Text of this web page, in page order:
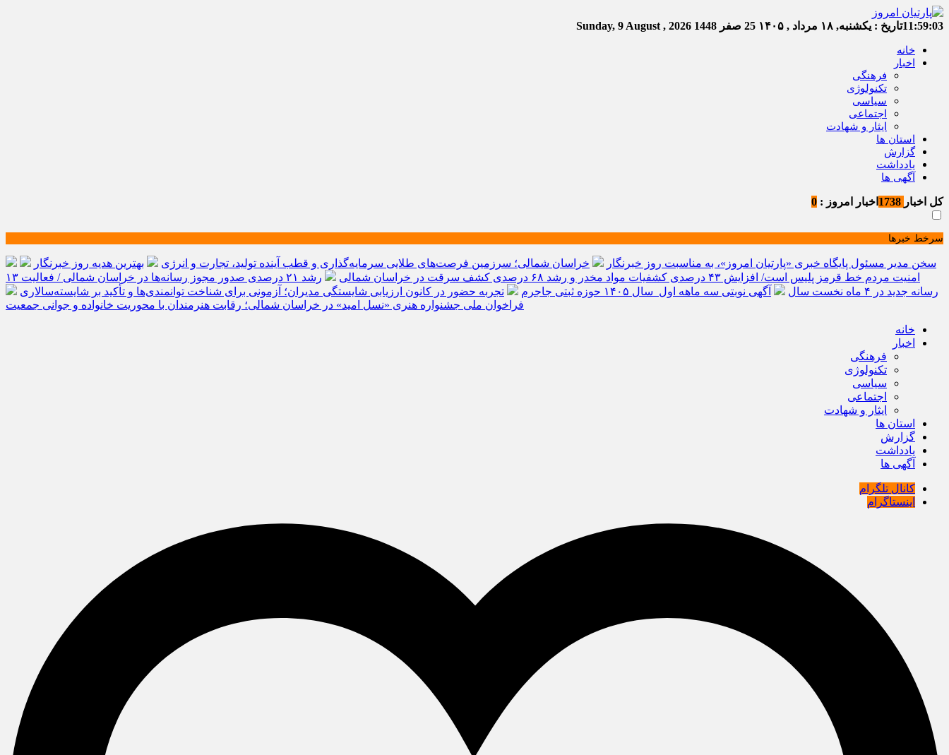
11:59:04تاریخ : یکشنبه, ۱۸ مرداد , ۱۴۰۵ 25 صفر 1448
خانه
اخبار
فرهنگی
تکنولوژی
سیاسی
اجتماعی
ایثار و شهادت
استان ها
گزارش
یادداشت
آگهی ها
کل اخبار اخبار امروز : 0
سرخط خبرها
سخن مدیر مسئول پایگاه خبری «پارتیان امروز»، به مناسبت روز خبرنگار خراسان شمالی؛ سرزمین فرصت‌های طلایی سرمایه‌گذاری و قطب آینده تولید، تجارت و انرژی
بهترین هدیه روز خبرنگار
امنیت مردم خط قرمز پلیس است/ افزایش ۴۳ درصدی کشفیات مواد مخدر و رشد ۶۸ درصدی کشف سرقت در خراسان شمالی
رشد ۲۱ درصدی صدور مجوز رسانه‌ها در خراسان شمالی / فعالیت ۱۳
رسانه جدید در ۴ ماه نخست سال
آگهی نوبتی سه ماهه اول سال ۱۴۰۵ حوزه ثبتی جاجرم
تجربه حضور در کانون ارزیابی شایستگی مدیران؛ آزمونی برای شناخت توانمندی‌ها و تأکید بر شایسته‌سالاری
فراخوان ملی جشنواره هنری «نسل امید» در خراسان شمالی؛ رقابت هنرمندان با محوریت خانواده و جوانی جمعیت
خانه
اخبار
فرهنگی
تکنولوژی
سیاسی
اجتماعی
ایثار و شهادت
استان ها
گزارش
یادداشت
آگهی ها
کانال تلگرام
اینستاگرام